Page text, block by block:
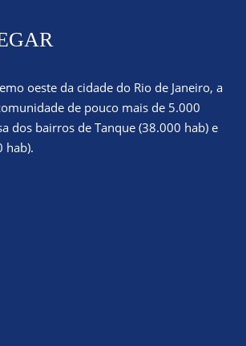
oeste da cidade do Rio de Janeiro, a
de pouco mais de 5.000
dos bairros de Tanque (38.000 hab) e
hab).